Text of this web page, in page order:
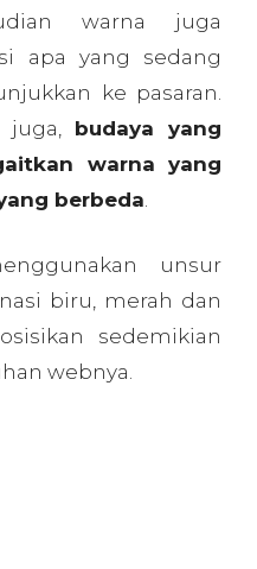
warna juga
apa yang sedang
ke pasaran.
juga, budaya yang
warna yang
berbeda
unsur
biru, merah dan
sedemikian
webnya.